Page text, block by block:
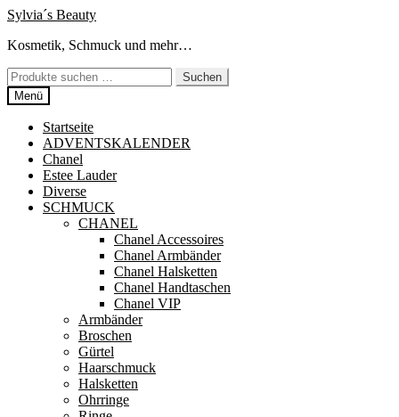
Zur
springen
Zum
springen
Sylvia´s Beauty
Kosmetik, Schmuck und mehr…
Suchen
nach:
Suchen
Menü
Startseite
ADVENTSKALENDER
Chanel
Estee Lauder
Diverse
SCHMUCK
CHANEL
Chanel Accessoires
Chanel Armbänder
Chanel Halsketten
Chanel Handtaschen
Chanel VIP
Armbänder
Broschen
Gürtel
Haarschmuck
Halsketten
Ohrringe